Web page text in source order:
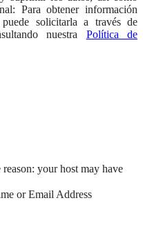
Para obtener información
solicitarla a través de
nuestra Política de
your host may have
or Email Address